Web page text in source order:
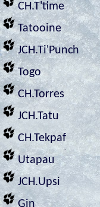
CH.T'time
Tatooine
JCH.Ti'Punch
Togo
CH.Torres
JCH.Tatu
CH.Tekpaf
Utapau
JCH.Upsi
Gin